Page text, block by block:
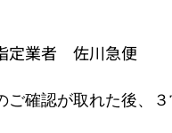
定業者 佐川急便
ご確認が取れた後、